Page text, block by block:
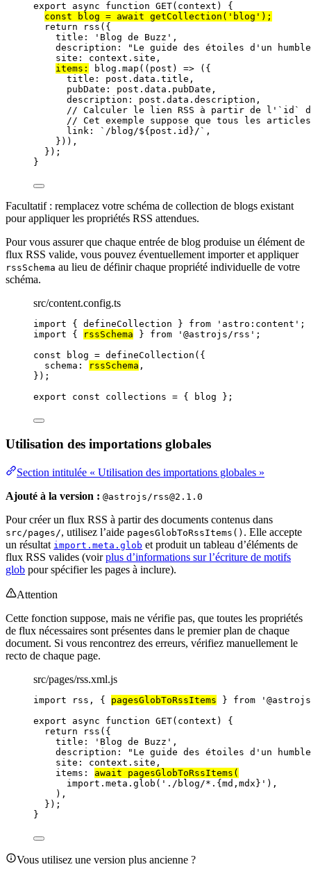
export
async function GET( context )
{
const
blog = await getCollection ( ' blog ' );
return
rss ({
title:
' Blog de Buzz ' ,
description:
" Le guide des étoiles d'un
site: context . site ,
items:
blog . map ( ( post ) => ({
title: post . data . title ,
pubDate: post . data . pubDate ,
description: post . data . description ,
// Calculer le lien RSS à partir de l'`id`
// Cet exemple suppose que tous les
link:
` /blog/${ post . id }/ ` ,
})) ,
});
}
Facultatif : remplacez votre schéma de collection de blogs existant
pour appliquer les propriétés RSS attendues.
Pour vous assurer que chaque entrée de blog produise un élément de
flux RSS valide, vous pouvez éventuellement importer et appliquer
rssSchema au lieu de définir chaque propriété individuelle de votre
schéma.
src/content.config.ts
import { defineCollection } from ' astro:content ' ;
import { rssSchema } from ' @astrojs/rss ' ;
const
blog = defineCollection ( {
schema:
rssSchema ,
} );
export const collections = { blog } ;
Utilisation des importations globales
Section intitulée « Utilisation des importations globales »
Ajouté à la version : @astrojs/rss@2.1.0
Pour créer un flux RSS à partir des documents contenus dans
src/pages/, utilisez l’aide pagesGlobToRssItems() . Elle accepte
un résultat import.meta.glob et produit un tableau d’éléments de
flux RSS valides (voirplus d’informations sur l’écriture de motifs
glob pour spécifier les pages à inclure).
Attention
Cette fonction suppose, mais ne vérifie pas, que toutes les propriétés
de flux nécessaires sont présentes dans le premier plan de chaque
document. Si vous rencontrez des erreurs, vérifiez manuellement le
recto de chaque page.
src/pages/rss.xml.js
import rss, { pagesGlobToRssItems } from '
export
async function GET( context )
{
return
rss ({
title:
' Blog de Buzz ' ,
description:
" Le guide des étoiles d'un
site: context . site ,
items: await pagesGlobToRssItems (
import. meta . glob ( ' ./blog/*.{md,mdx} ' ) ,
) ,
});
}
Vous utilisez une version plus ancienne ?